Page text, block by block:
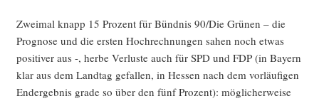
Zwei­mal knapp 15 Pro­zent für Bünd­nis 90/Die Grü­nen – die
Pro­gno­se und die ers­ten Hoch­rech­nun­gen sahen noch etwas
posi­ti­ver aus -, her­be Ver­lus­te auch für SPD und FDP (in Bay­ern
klar aus dem Land­tag gefal­len, in Hes­sen nach dem vor­läu­fi­gen
End­ergeb­nis gra­de so über den fünf Pro­zent): mög­li­cher­wei­se